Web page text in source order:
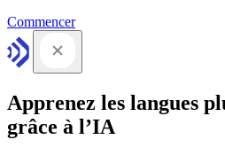
Commencer
Apprenez les langues
grâce à l’IA